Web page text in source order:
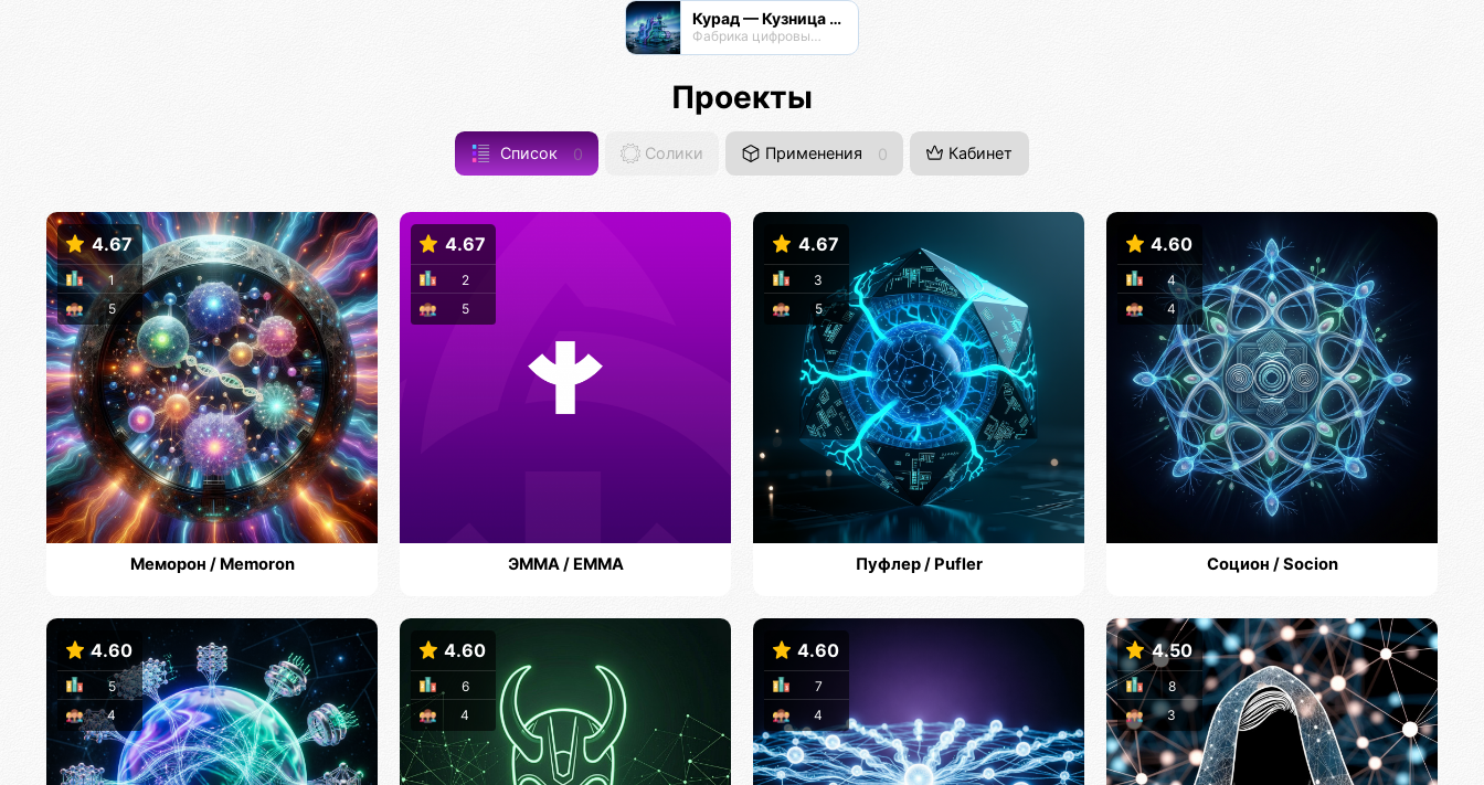
Курад — Кузница Радианта
Фабрика цифровых технологий
Проекты
Список 0 Солики Применения 0 Кабинет
4.67
5
1
Меморон / Memoron
4.67
5
2
ЭММА / EMMA
4.67
5
3
Пуфлер / Pufler
4.60
4
4
Социон / Socion
4.60
4
5
4.60
4
6
4.60
4
7
4.50
3
8